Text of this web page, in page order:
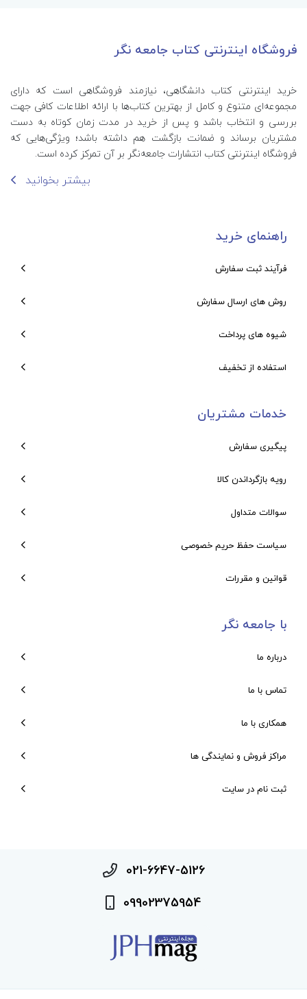
فروشگاه اینترنتی کتاب جامعه نگر
خرید اینترنتی کتاب‌ دانشگاهی، نیازمند فروشگاهی است که دارای
مجموعه‌ای متنوع و کامل از بهترین کتاب‌ها با ارائه اطلاعات کافی جهت
بررسی و انتخاب باشد و پس از خرید در مدت زمان کوتاه به دست
مشتریان برساند و ضمانت بازگشت هم داشته باشد؛ ویژگی‌هایی که
فروشگاه اینترنتی کتاب انتشارات جامعه‌نگر بر آن تمرکز کرده است.
بیشتر بخوانید
راهنمای خرید
فرآیند ثبت سفارش
روش های ارسال سفارش
شیوه های پرداخت
استفاده از تخفیف
خدمات مشتریان
پیگیری سفارش
رویه بازگرداندن کالا
سوالات متداول
سیاست حفظ حریم خصوصی
قوانین و مقررات
با جامعه نگر
درباره ما
تماس با ما
همکاری با ما
مراکز فروش و نمایندگی ها
ثبت نام در سایت
021-6647-5126
09902375954